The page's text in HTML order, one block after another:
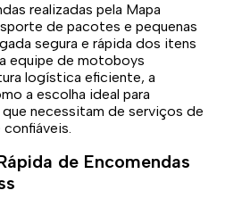
realizadas pela Mapa
de pacotes e pequenas
segura e rápida dos itens
equipe de motoboys
logística eficiente, a
a escolha ideal para
necessitam de serviços de
confiáveis.
de Encomendas